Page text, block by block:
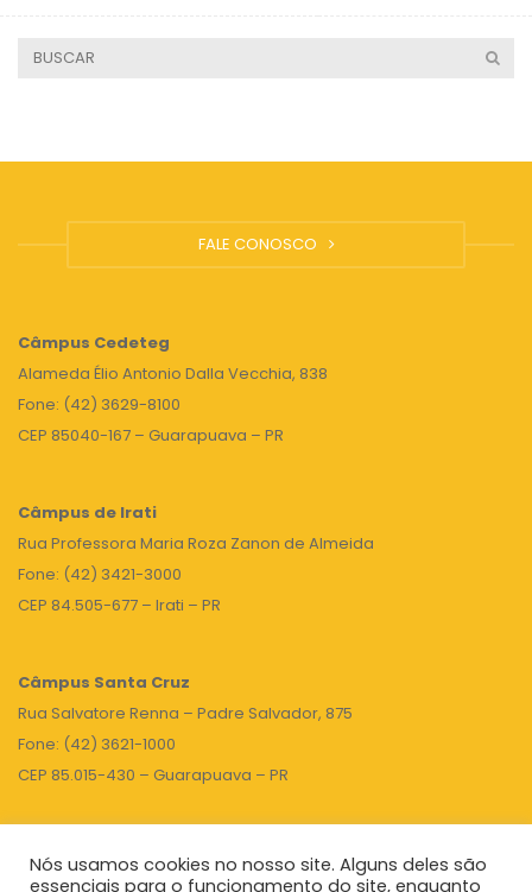
FALE CONOSCO
Câmpus Cedeteg
Alameda Élio Antonio Dalla Vecchia, 838
Fone: (42) 3629-8100
CEP 85040-167 – Guarapuava – PR
Câmpus de Irati
Rua Professora Maria Roza Zanon de Almeida
Fone: (42) 3421-3000
CEP 84.505-677 – Irati – PR
Câmpus Santa Cruz
Rua Salvatore Renna – Padre Salvador, 875
Fone: (42) 3621-1000
CEP 85.015-430 – Guarapuava – PR
TOPO
Nós usamos cookies no nosso site. Alguns deles são
essenciais para o funcionamento do site, enquanto